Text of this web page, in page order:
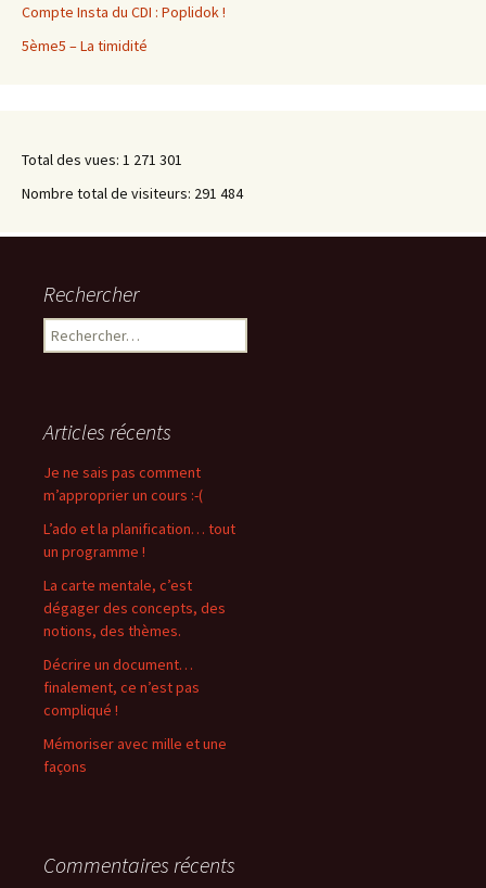
Compte Insta du CDI : Poplidok !
5ème5 – La timidité
Total des vues: 1 271 301
Nombre total de visiteurs: 291 484
Rechercher
Rechercher :
Articles récents
Je ne sais pas comment
m’approprier un cours :-(
L’ado et la planification… tout
un programme !
La carte mentale, c’est
dégager des concepts, des
notions, des thèmes.
Décrire un document…
finalement, ce n’est pas
compliqué !
Mémoriser avec mille et une
façons
Commentaires récents